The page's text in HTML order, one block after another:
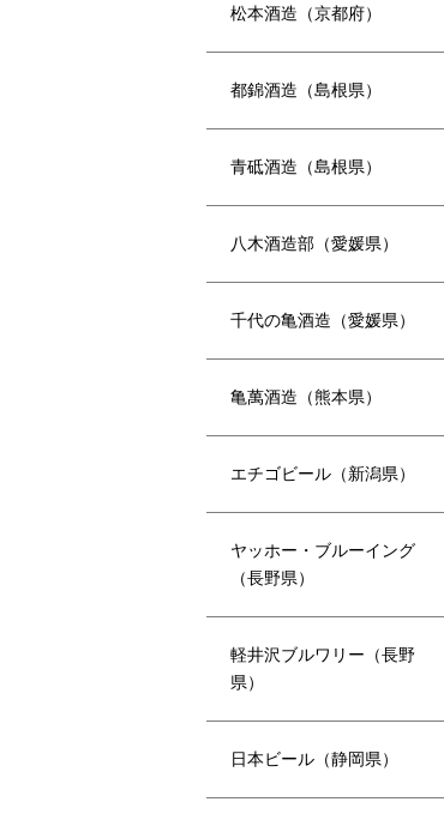
松本酒造（京都府）
都錦酒造（島根県）
青砥酒造（島根県）
八木酒造部（愛媛県）
千代の亀酒造（愛媛県）
亀萬酒造（熊本県）
エチゴビール（新潟県）
ヤッホー・ブルーイング
（長野県）
軽井沢ブルワリー（長野
県）
日本ビール（静岡県）